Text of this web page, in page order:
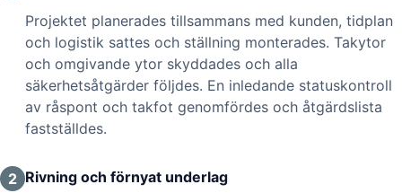
Projektet planerades tillsammans med kunden, tidplan
och logistik sattes och ställning monterades. Takytor
och omgivande ytor skyddades och alla
säkerhetsåtgärder följdes. En inledande statuskontroll
av råspont och takfot genomfördes och åtgärdslista
fastställdes.
2 Rivning och förnyat underlag